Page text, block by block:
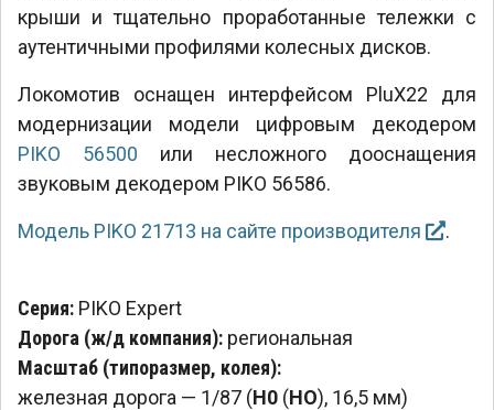
крыши и тщательно проработанные тележки с
аутентичными профилями колесных дисков.
Локомотив оснащен интерфейсом PluX22 для
модернизации модели цифровым декодером
PIKO 56500 или несложного дооснащения
звуковым декодером PIKO 56586.
Модель PIKO 21713 на сайте производителя .
Серия: PIKO Expert
Дорога (ж/д компания): региональная
Масштаб (типоразмер, колея):
железная дорога — 1/87 (H0 (HO), 16,5 мм)